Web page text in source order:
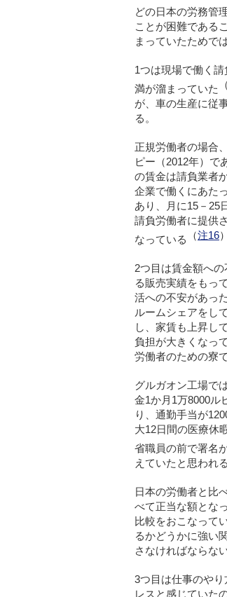
どの日本の労務管
ことが困難である
まっていたためで
1つは現場で働く
満が溜まっていた
（
が、車の生産に従
る。
正規労働者の場合
ピー（2012年）で
の賃金は請負業者
企業で働くにあた
あり、月に15－25
請負労働者に提供
なっている
（注16）
2つ目は賃金額へ
る販売実績をもっ
活への不安があっ
ルームシェアをし
し、家賃も上昇し
負担が大きくなっ
労働者のための寮
グルガオン工場で
金1か月1万8000ル
り、通勤手当が
大12日間の医療休
省職員の前で署名
えていたと思われる
日本の労働者と比
べて正当な額とな
比較をおこなって
るかどうかに強い
さなければならな
3つ目は仕事のや
レスと感じていた